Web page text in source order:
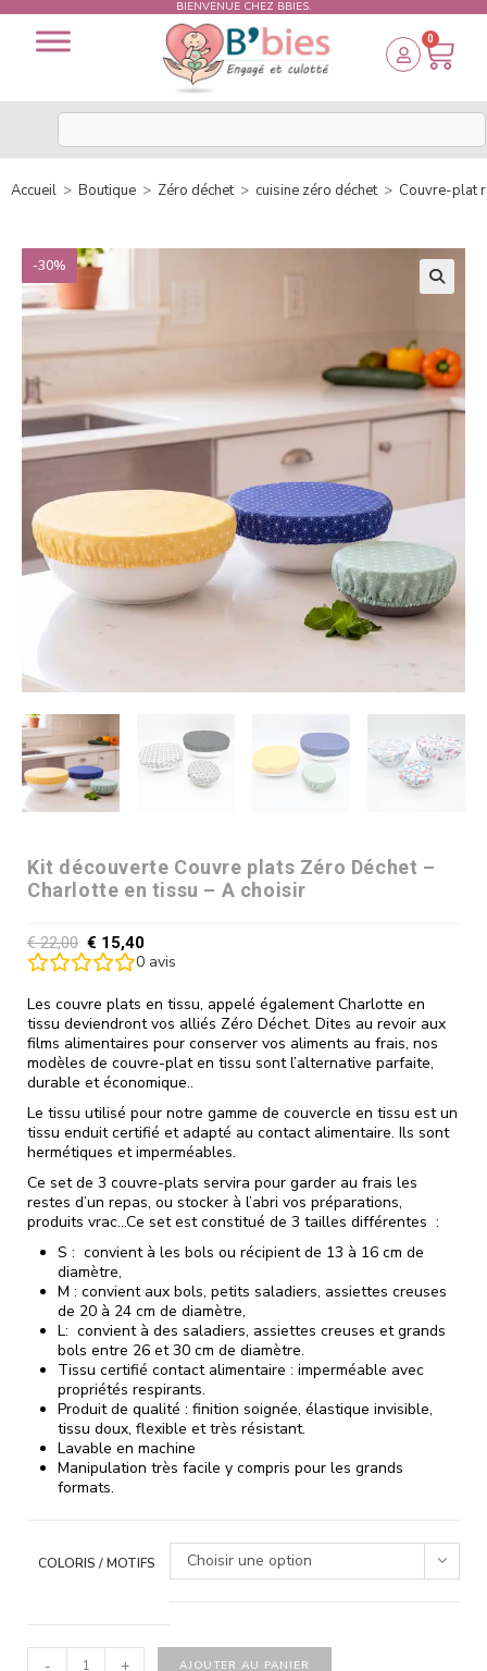
BIENVENUE CHEZ BBIES.
0
Accueil > Boutique > Zéro déchet > cuisine zéro déchet > Couvre-plat
-30%
Kit découverte Couvre plats Zéro Déchet –
Charlotte en tissu – A choisir
€22,00 € 15,40
0 avis
Les couvre plats en tissu, appelé également Charlotte en
tissu deviendront vos alliés Zéro Déchet. Dites au revoir aux
films alimentaires pour conserver vos aliments au frais, nos
modèles de couvre-plat en tissu sont l’alternative parfaite,
durable et économique..
Le tissu utilisé pour notre gamme de couvercle en tissu est un
tissu enduit certifié et adapté au contact alimentaire. Ils sont
hermétiques et imperméables.
Ce set de 3 couvre-plats servira pour garder au frais les
restes d’un repas, ou stocker à l’abri vos préparations,
produits vrac…Ce set est constitué de 3 tailles différentes :
S : convient à les bols ou récipient de 13 à 16 cm de
diamètre,
M : convient aux bols, petits saladiers, assiettes creuses
de 20 à 24 cm de diamètre,
L: convient à des saladiers, assiettes creuses et grands
bols entre 26 et 30 cm de diamètre.
Tissu certifié contact alimentaire : imperméable avec
propriétés respirants.
Produit de qualité : finition soignée, élastique invisible,
tissu doux, flexible et très résistant.
Lavable en machine
Manipulation très facile y compris pour les grands
formats.
COLORIS / MOTIFS Choisir une option
- + AJOUTER AU PANIER